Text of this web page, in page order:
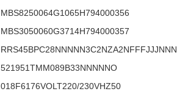
MBS8250064G1065H794000356
MBS3050060G3714H794000357
RRS45BPC28NNNNN3C2NZA2NFFFJJJNNN
521951TMM089B33NNNNNO
018F6176VOLT220/230VHZ50